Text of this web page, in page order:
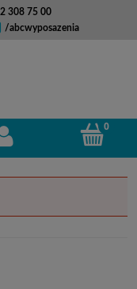
308 75 00
/abcwyposazenia